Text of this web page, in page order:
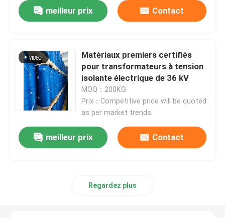
Résine époxy extérieure
Résine époxy ignifuge
Adjuvant de salaison de résine époxyde
meilleur prix Contact
Matériaux premiers certifiés
pour transformateurs à tension
isolante électrique de 36 kV
MOQ：200KG
Prix：Competitive price will be quoted
as per market trends
meilleur prix Contact
Regardez plus